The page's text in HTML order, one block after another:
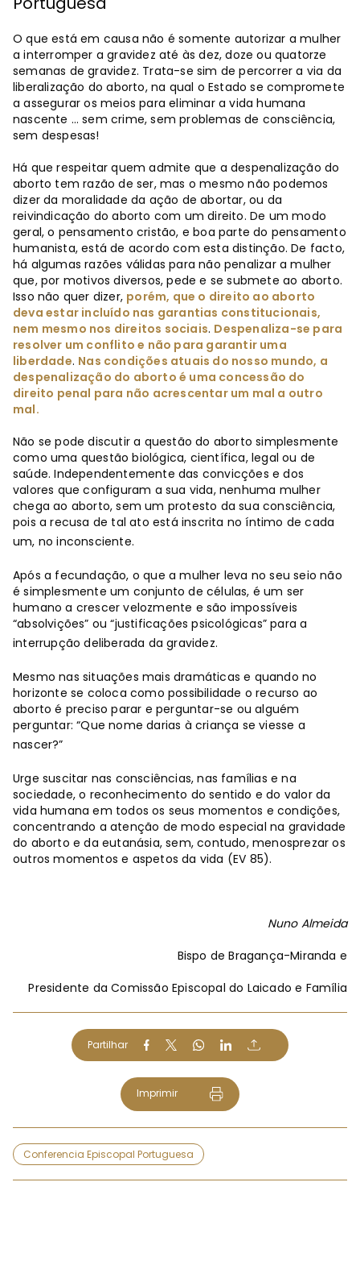
O que está em causa não é somente autorizar a mulher
a interromper a gravidez até às dez, doze ou quatorze
semanas de gravidez. Trata-se sim de percorrer a via da
liberalização do aborto, na qual o Estado se compromete
a assegurar os meios para eliminar a vida humana
nascente … sem crime, sem problemas de consciência,
sem despesas!
Há que respeitar quem admite que a despenalização do
aborto tem razão de ser, mas o mesmo não podemos
dizer da moralidade da ação de abortar, ou da
reivindicação do aborto com um direito. De um modo
geral, o pensamento cristão, e boa parte do pensamento
humanista, está de acordo com esta distinção. De facto,
há algumas razões válidas para não penalizar a mulher
que, por motivos diversos, pede e se submete ao aborto.
Isso não quer dizer, porém, que o direito ao aborto
deva estar incluído nas garantias constitucionais,
nem mesmo nos direitos sociais. Despenaliza-se para
resolver um conflito e não para garantir uma
liberdade. Nas condições atuais do nosso mundo, a
despenalização do aborto é uma concessão do
direito penal para não acrescentar um mal a outro
mal.
Não se pode discutir a questão do aborto simplesmente
como uma questão biológica, científica, legal ou de
saúde. Independentemente das convicções e dos
valores que configuram a sua vida, nenhuma mulher
chega ao aborto, sem um protesto da sua consciência,
pois a recusa de tal ato está inscrita no íntimo de cada
um, no inconsciente.
Após a fecundação, o que a mulher leva no seu seio não
é simplesmente um conjunto de células, é um ser
humano a crescer velozmente e são impossíveis
“absolvições” ou “justificações psicológicas” para a
interrupção deliberada da gravidez.
Mesmo nas situações mais dramáticas e quando no
horizonte se coloca como possibilidade o recurso ao
aborto é preciso parar e perguntar-se ou alguém
perguntar: “Que nome darias à criança se viesse a
nascer?”
Urge suscitar nas consciências, nas famílias e na
sociedade, o reconhecimento do sentido e do valor da
vida humana em todos os seus momentos e condições,
concentrando a atenção de modo especial na gravidade
do aborto e da eutanásia, sem, contudo, menosprezar os
outros momentos e aspetos da vida (EV 85).
Nuno Almeida
Bispo de Bragança-Miranda e
Presidente da Comissão Episcopal do Laicado e Família
Partilhar
Imprimir
Conferencia Episcopal Portuguesa